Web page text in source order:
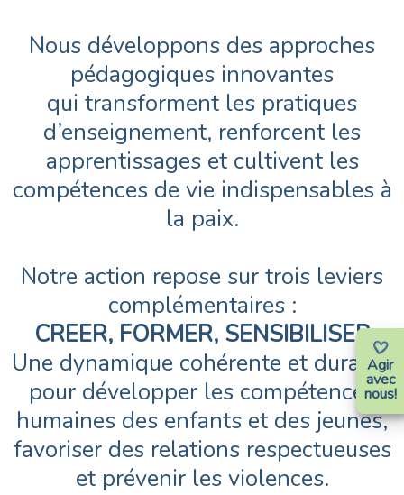
Agir
avec
nous!
Nous développons des approches
pédagogiques innovantes
qui transforment les pratiques
d’enseignement, renforcent les
apprentissages et cultivent les
compétences de vie indispensables à
la paix.
Notre action repose sur trois leviers
complémentaires :
CREER, FORMER, SENSIBILISER
Une dynamique cohérente et durable
pour développer les compétences
humaines des enfants et des jeunes,
favoriser des relations respectueuses
et prévenir les violences.